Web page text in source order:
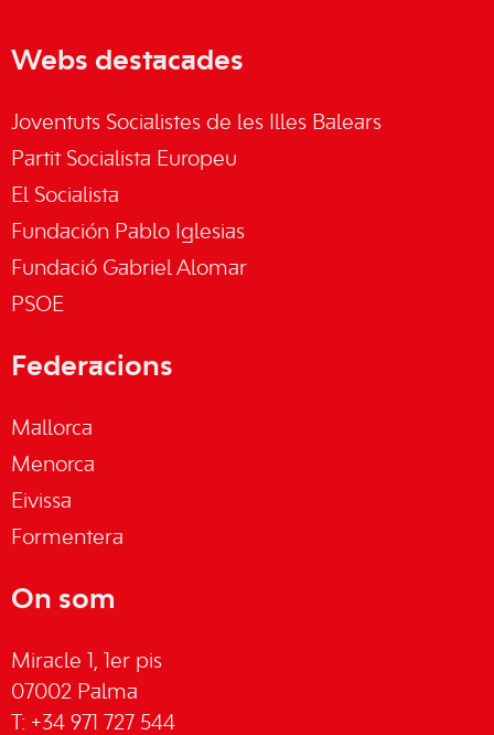
Webs destacades
Joventuts Socialistes de les Illes Balears
Partit Socialista Europeu
El Socialista
Fundación Pablo Iglesias
Fundació Gabriel Alomar
PSOE
Federacions
Mallorca
Menorca
Eivissa
Formentera
On som
Miracle 1, 1er pis
07002 Palma
T: +34 971 727 544